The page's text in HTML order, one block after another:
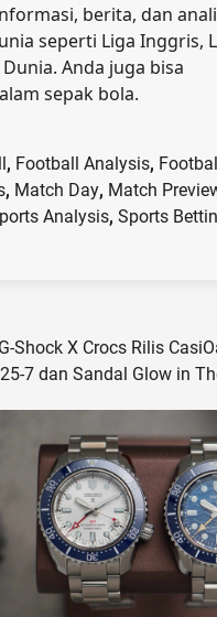
berita, dan
seperti Liga Inggris,
Anda juga bisa
sepak bola.
, Football Analysis,
, Match Day, Match
Analysis, Sports
Shock X Crocs Rilis
7 dan Sandal Glow in